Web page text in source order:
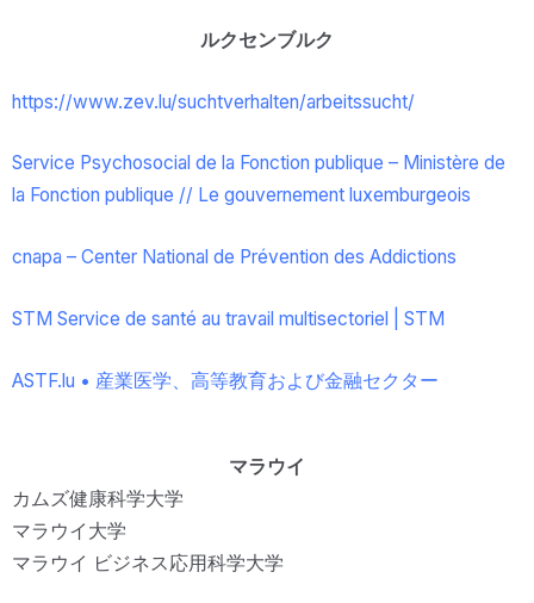
ルクセンブルク
https://www.zev.lu/suchtverhalten/arbeitssucht/
Service Psychosocial de la Fonction publique – Ministère de
la Fonction publique // Le gouvernement luxemburgeois
cnapa – Center National de Prévention des Addictions
STM Service de santé au travail multisectoriel | STM
ASTF.lu • 産業医学、高等教育および金融セクター
マラウイ
カムズ健康科学大学
マラウイ大学
マラウイ ビジネス応用科学大学